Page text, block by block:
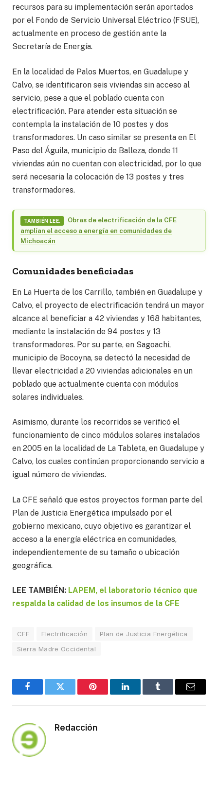
recursos para su implementación serán aportados
por el Fondo de Servicio Universal Eléctrico (FSUE),
actualmente en proceso de gestión ante la
Secretaría de Energía.
En la localidad de Palos Muertos, en Guadalupe y
Calvo, se identificaron seis viviendas sin acceso al
servicio, pese a que el poblado cuenta con
electrificación. Para atender esta situación se
contempla la instalación de 10 postes y dos
transformadores. Un caso similar se presenta en El
Paso del Águila, municipio de Balleza, donde 11
viviendas aún no cuentan con electricidad, por lo que
será necesaria la colocación de 13 postes y tres
transformadores.
TAMBIÉN LEE.
Obras de electrificación de la CFE
amplían el acceso a energía en comunidades de
Michoacán
Comunidades beneficiadas
En La Huerta de los Carrillo, también en Guadalupe y
Calvo, el proyecto de electrificación tendrá un mayor
alcance al beneficiar a 42 viviendas y 168 habitantes,
mediante la instalación de 94 postes y 13
transformadores. Por su parte, en Sagoachi,
municipio de Bocoyna, se detectó la necesidad de
llevar electricidad a 20 viviendas adicionales en un
poblado que actualmente cuenta con módulos
solares individuales.
Asimismo, durante los recorridos se verificó el
funcionamiento de cinco módulos solares instalados
en 2005 en la localidad de La Tableta, en Guadalupe y
Calvo, los cuales continúan proporcionando servicio a
igual número de viviendas.
La CFE señaló que estos proyectos forman parte del
Plan de Justicia Energética impulsado por el
gobierno mexicano, cuyo objetivo es garantizar el
acceso a la energía eléctrica en comunidades,
independientemente de su tamaño o ubicación
geográfica.
LEE TAMBIÉN: LAPEM, el laboratorio técnico que
respalda la calidad de los insumos de la CFE
CFE Electrificación
Plan de Justicia Energética
Sierra Madre Occidental
FacebookTwitter Pinterest LinkedInTumblr Email
Redacción